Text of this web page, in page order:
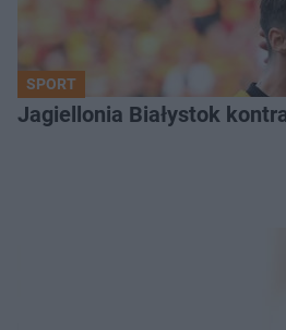
SPORT
Jagiellonia Białystok